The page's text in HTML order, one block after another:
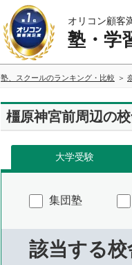
オリコン顧客
塾・学
塾、スクールのランキング・比較
橿原神宮前周辺の
大学受験
集団塾
該当する校